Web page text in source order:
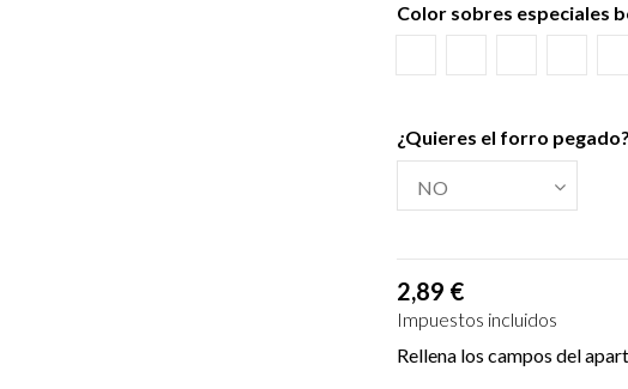
Color sobres especiales
¿Quieres el forro pegado?
2,89 €
Impuestos incluidos
Rellena los campos del